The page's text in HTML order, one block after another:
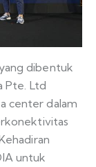
dibentuk
Pte. Ltd
center dalam
untuk